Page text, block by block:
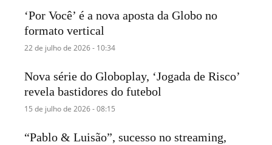
‘Por Você’ é a nova aposta da Globo no
formato vertical
22 de julho de 2026 - 10:34
Nova série do Globoplay, ‘Jogada de Risco’
revela bastidores do futebol
15 de julho de 2026 - 08:15
“Pablo & Luisão”, sucesso no streaming,